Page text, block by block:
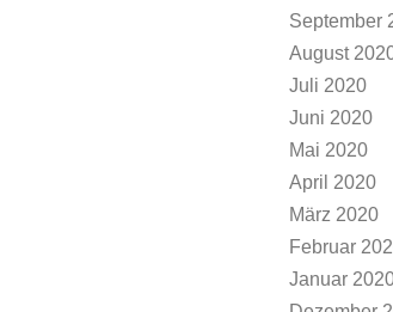
September
August
Juli 2020
Juni 2020
Mai 2020
April 2020
März 2020
Februar
Januar